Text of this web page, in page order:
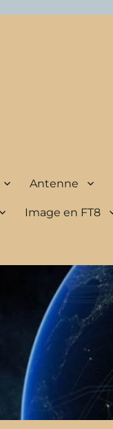
Antenne
Image en FT8